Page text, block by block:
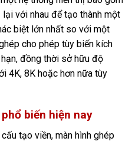
với nhau để tạo thành một
biệt lớn nhất so với một
cho phép tùy biến kích
đồng thời sở hữu độ
4K, 8K hoặc hơn nữa tùy
biến hiện nay
tạo viền, màn hình ghép